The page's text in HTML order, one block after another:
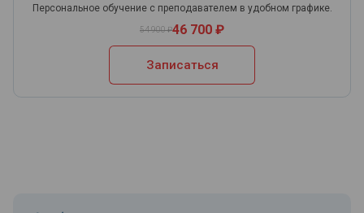
Персональное обучение с преподавателем в удобном графике.
54 900 ₽46 700 ₽
Записаться